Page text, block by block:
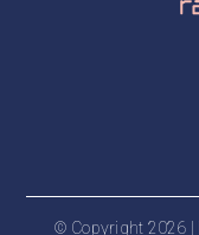
© Copyright 2026 |